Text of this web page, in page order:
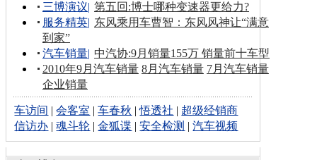
三博演议| 第五回:博士哪种变速器更给力?
服务精英| 东风乘用车曹智：东风风神让“满意
到家”
汽车销量| 中汽协:9月销量155万 销量前十车型
2010年9月汽车销量 8月汽车销量 7月汽车销量
企业销量
车访间 |会客室 |车春秋 |悟透社 | 超级经销商
信访办 |魂斗轮 |金狐谍 |安全检测 |汽车视频